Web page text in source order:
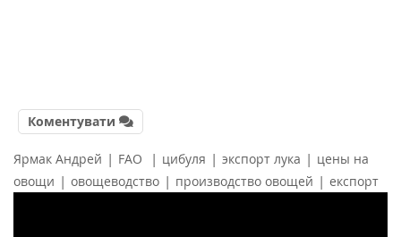
Коментувати
Ярмак Андрей | FAO | цибуля | экспорт лука | цены на
овощи | овощеводство | производство овощей | експорт